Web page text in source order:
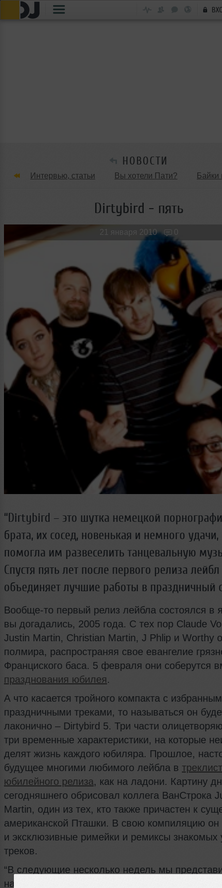
НОВОСТИ
Интервью, статьи Вы хотели Пати? Байки
Танцевальные стили Обзоры Вечеринок и
Новые лица Мужчина & Женщина
Dirtybird - пять
21 января 2010 0
“Dirtybird – это шутка немецкой
брата, их сосед, новенькая и немного удачи,
помогла им развеселить танцевальную
Спустя пять лет после первого релиза
объединяет лучшие работы в праздничный
Вообще-то первый релиз лейбла состоялся в
вы догадались, 2005 года. С тех пор Claude
Justin Martin, Christian Martin, J Phlip и Worthy
полмира, распространяя свое евангелие
Франциского баса. 5 февраля они соберутся
празднования юбилея.
А что касается тройного компакта с
праздничными треками, то называться он
лаконично – Dirtybird 5. Три части
три временные характеристики, на которые
делят жизнь каждого юбиляра. Прошлое,
будущее многими любимого лейбла в
юбилейного релиза, как на ладони. Картину
сегодняшнего обрисовал коллега ВанСтрока
Martin, один из тех, кто также причастен к
американской Пташки. В свою компиляцию
и эксклюзивные римейки и ремиксы знакомых
треков.
“В следующие несколько недель мы
на некоторые новые треки из компиляции, -